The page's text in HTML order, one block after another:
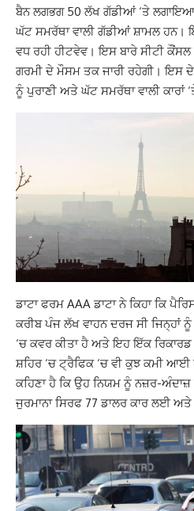
ਬੈਨ ਲਗਭਗ 50 ਲੱਖ ਗੱਡੀਆਂ ‘ਤੇ ਲਗਾਇਆ
ਘੱਟ ਸਮਰੱਥਾ ਵਾਲੀ ਗੱਡੀਆਂ ਸ਼ਾਮਲ ਹਨ।
ਵਧ ਰਹੀ ਹੀਟਵੇਵ। ਇਸ ਬਾਰੇ ਸੀਟੀ ਕੌਂਸਲ
ਗਰਮੀ ਦੇ ਮੌਸਮ ਤਕ ਜਾਰੀ ਰਹੇਗੀ। ਇਸ
ਨੂੰ ਪੁਰਾਣੀ ਅਤੇ ਘੱਟ ਸਮਰੱਥਾ ਵਾਲੀ ਕਾਰਾਂ
ਡਾਟਾ ਫਰਮ AAA ਡਾਟਾ ਨੇ ਕਿਹਾ ਕਿ
ਕਰੀਬ ਪੰਜ ਲੱਖ ਵਾਹਨ ਦਰਜ ਸੀ ਜਿਨ੍ਹਾਂ
‘ਚ ਕਵਰ ਕੀਤਾ ਹੈ ਅਤੇ ਇਹ ਇੱਕ
ਸ਼ਹਿਰ ‘ਚ ਟ੍ਰੈਫਿਕ ‘ਚ ਵੀ ਕੁਝ ਕਮੀ
ਕਹਿਣਾ ਹੈ ਕਿ ਉਹ ਨਿਯਮ ਨੂੰ ਨਜ਼ਰ-
ਜੁਰਮਾਨਾ ਸਿਰਫ 77 ਡਾਲਰ ਕਾਰ ਲਈ